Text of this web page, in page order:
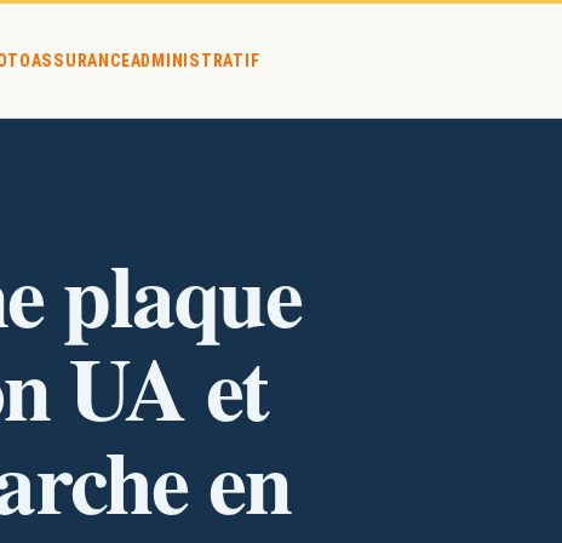
ASSURANCEADMINISTRATIF
ça marche en France ?
plaque
UA et
en